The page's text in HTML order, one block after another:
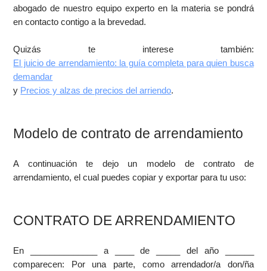
abogado de nuestro equipo experto en la materia se pondrá
en contacto contigo a la brevedad.
Quizás te interese también:
El juicio de arrendamiento: la guía completa para quien busca
demandar
y Precios y alzas de precios del arriendo.
Modelo de contrato de arrendamiento
A continuación te dejo un modelo de contrato de
arrendamiento, el cual puedes copiar y exportar para tu uso:
CONTRATO DE ARRENDAMIENTO
En ______________ a ____ de _____ del año ______
comparecen: Por una parte, como arrendador/a don/ña